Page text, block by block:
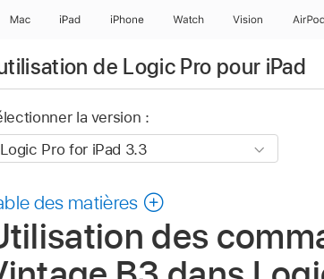
Mac iPad iPhone Watch Vision
de Logic Pro pour iPad
la version :
des matières
des